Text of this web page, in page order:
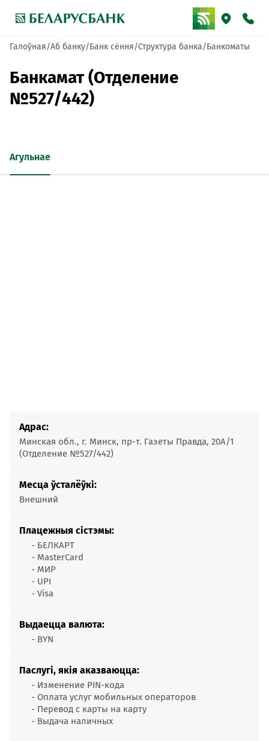
Галоўная Аб банку Банк сёння Структура банка Банкоматы
Банкамат (Отделение
№527/442)
Агульнае
Адрас:
Минская обл., г. Минск, пр-т. Газеты Правда, 20А/1
(Отделение №527/442)
Месца ўсталёўкі:
Внешний
Плацежныя сістэмы:
- БЕЛКАРТ
- MasterCard
- МИР
- UPI
- Visa
Выдаецца валюта:
- BYN
Паслугі, якія аказваюцца:
- Изменение PIN-кода
- Оплата услуг мобильных операторов
- Перевод с карты на карту
- Выдача наличных